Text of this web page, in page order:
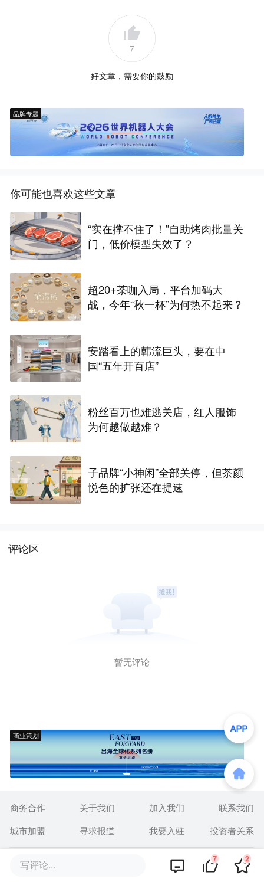
7
好文章，需要你的鼓励
品牌专题
你可能也喜欢这些文章
“实在撑不住了！”自助烤肉批量关
门，低价模型失效了？
超20+茶咖入局，平台加码大
战，今年“秋一杯”为何热不起来？
安踏看上的韩流巨头，要在中
国“五年开百店”
粉丝百万也难逃关店，红人服饰
为何越做越难？
子品牌“小神闲”全部关停，但茶颜
悦色的扩张还在提速
评论区
暂无评论
商业策划
写评论... 7 2
商务合作 关于我们 加入我们
联系我们
城市加盟
寻求报道 我要入驻 投资者关系
违法和不良信息、未成年人保护举报电话：010-89650707
举报邮箱：jubao@36kr.com 网上有害信息举报